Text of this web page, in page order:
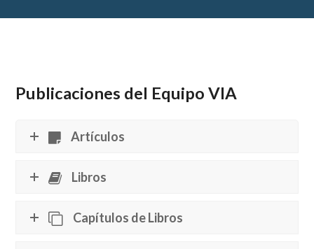
Publicaciones del Equipo VIA
Artículos
Libros
Capítulos de Libros